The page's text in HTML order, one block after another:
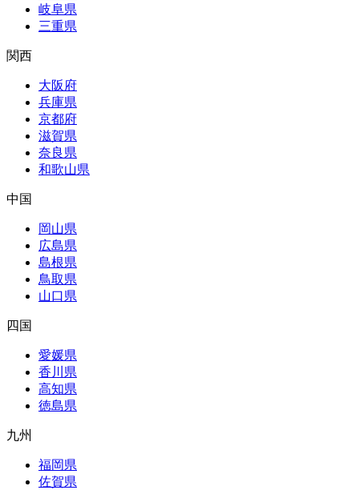
岐阜県
三重県
関西
大阪府
兵庫県
京都府
滋賀県
奈良県
和歌山県
中国
岡山県
広島県
島根県
鳥取県
山口県
四国
愛媛県
香川県
高知県
徳島県
九州
福岡県
佐賀県